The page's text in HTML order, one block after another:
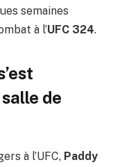
semaines
à l’UFC 324.
de
à l’UFC, Paddy